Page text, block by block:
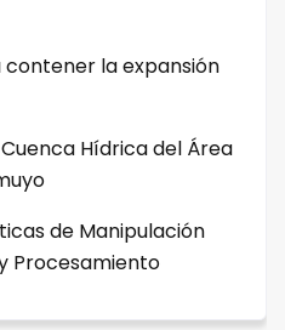
la expansión
Hídrica del Área
de Manipulación
Procesamiento